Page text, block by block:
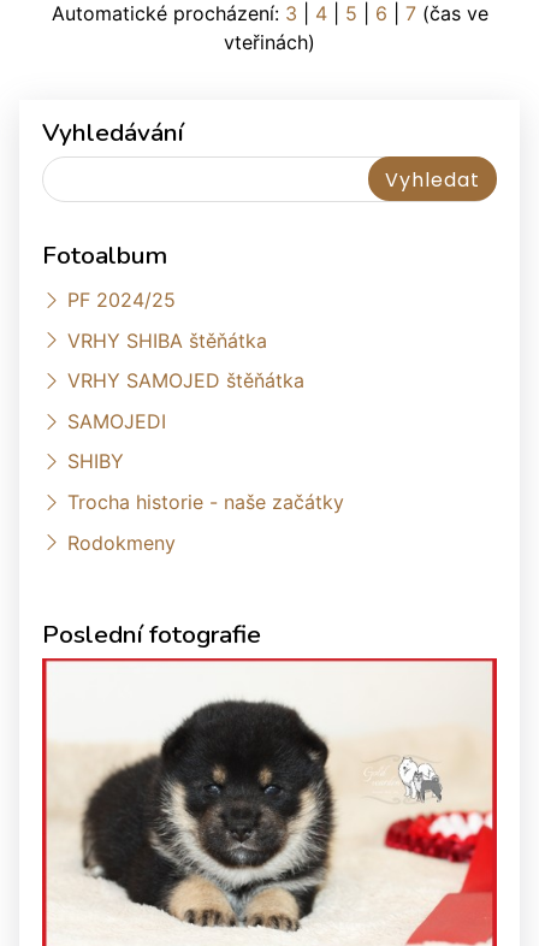
Automatické procházení: 3 4| 5 6 7(čas ve
vteřinách)
Vyhledávání
Fotoalbum
PF 2024/25
VRHY SHIBA štěňátka
VRHY SAMOJED štěňátka
SAMOJEDI
SHIBY
Trocha historie - naše začátky
Rodokmeny
Poslední fotografie